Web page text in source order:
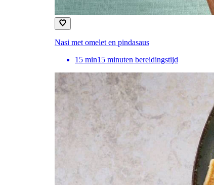
Nasi met omelet en pindasaus
15 min15 minuten bereidingstijd